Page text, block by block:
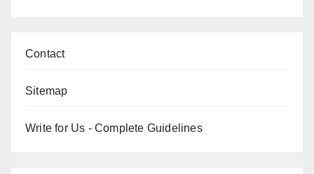
Contact
Sitemap
Write for Us - Complete Guidelines